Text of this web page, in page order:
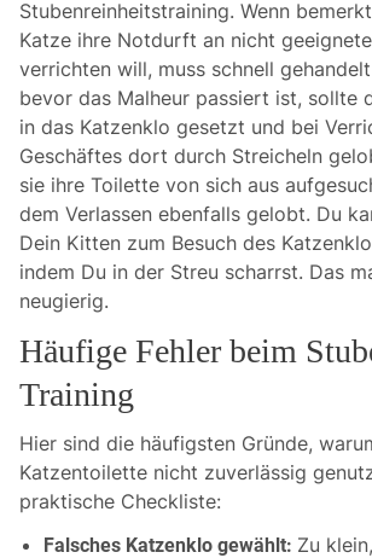
Stubenreinheitstraining. Wenn
Katze ihre Notdurft an nicht
verrichten will, muss schnell
bevor das Malheur passiert ist, sollte
in das Katzenklo gesetzt und bei
Geschäftes dort durch Streicheln
sie ihre Toilette von sich aus
dem Verlassen ebenfalls gelobt. Du
Dein Kitten zum Besuch des
indem Du in der Streu scharrst. Das
neugierig.
Häufige Fehler beim
Training
Hier sind die häufigsten Gründe,
Katzentoilette nicht zuverlässig
praktische Checkliste:
Falsches Katzenklo gewählt: Zu